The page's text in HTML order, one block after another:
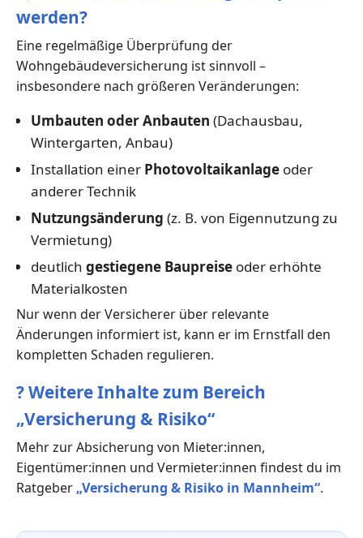
werden?
Eine regelmäßige Überprüfung der
Wohngebäudeversicherung ist sinnvoll –
insbesondere nach größeren Veränderungen:
Umbauten oder Anbauten (Dachausbau,
Wintergarten, Anbau)
Installation einer Photovoltaikanlageoder
anderer Technik
Nutzungsänderung (z. B. von Eigennutzung zu
Vermietung)
deutlich gestiegene Baupreiseoder erhöhte
Materialkosten
Nur wenn der Versicherer über relevante
Änderungen informiert ist, kann er im Ernstfall den
kompletten Schaden regulieren.
?Weitere Inhalte zum Bereich
„Versicherung & Risiko“
Mehr zur Absicherung von Mieter:innen,
Eigentümer:innen und Vermieter:innen findest du im
Ratgeber „Versicherung & Risiko in Mannheim“.